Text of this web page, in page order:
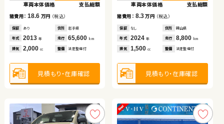
車両本体価格
支払総額
諸費用：18.6 万円 （税込）
保証 あり 住所 岩手県
年式 2013 年 走行 65,600 km
排気 2,000 cc 整備 法定整備付
見積もり・在庫確認
車両本体価格
支払総額
諸費用： 8.3万円 （税込）
保証 なし 住所 岡山県
年式 2024年 走行 8,800 km
排気 1,500cc 整備 法定整備付
見積もり・在庫確認
136.4万円
車両本体価格
諸費用：3.6 万円 （税込）
保証 なし 住所 京都府
排気 1,400cc 整備 法定整備付
51.6万円
車両本体価格
諸費用：8.2 万円 （税込）
保証 あり 住所 青森県
排気 660 整備 法定整備付
車両本体価格
支払総額
諸費用：10.5 万円 （税込）
保証 あり 住所 岡山県
年式 2023 年 走行 18,800 km
排気 1,400 cc 整備 法定整備付
見積もり・在庫確認
なし
年式 2007年 走行
排気 660 整備 法定整備付
見積もり・在庫確認